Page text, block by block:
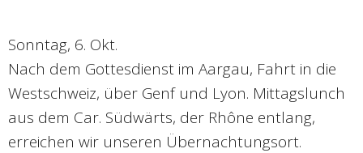
Sonntag, 6. Okt.
Nach dem Gottesdienst im Aargau, Fahrt in die
Westschweiz, über Genf und Lyon. Mittagslunch
aus dem Car. Südwärts, der Rhône entlang,
erreichen wir unseren Übernachtungsort.